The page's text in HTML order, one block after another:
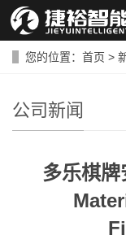
您的位置： 首页 >
公司新闻
多乐棋